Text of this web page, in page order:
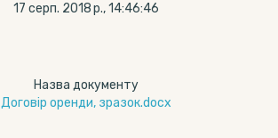
17 серп. 2018 р., 14:46:46
Назва документу
Договір оренди, зразок.docx